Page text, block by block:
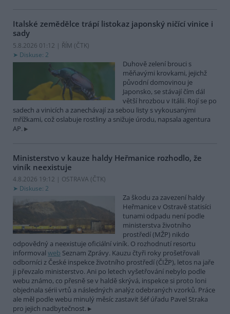
Italské zemědělce trápí listokaz japonský ničící vinice i
sady
5.8.2026 01:12 | ŘÍM (ČTK)
Diskuse: 2
Duhově zelení brouci s
měňavými krovkami, jejichž
původní domovinou je
Japonsko, se stávají čím dál
větší hrozbou v Itálii. Rojí se po
sadech a vinicích a zanechávají za sebou listy s vykousanými
mřížkami, což oslabuje rostliny a snižuje úrodu, napsala agentura
AP.
Ministerstvo v kauze haldy Heřmanice rozhodlo, že
viník neexistuje
4.8.2026 19:12 | OSTRAVA (ČTK)
Diskuse: 2
Za škodu za zavezení haldy
Heřmanice v Ostravě statisíci
tunami odpadu není podle
ministerstva životního
prostředí (MŽP) nikdo
odpovědný a neexistuje oficiální viník. O rozhodnutí resortu
informoval web Seznam Zprávy. Kauzu čtyři roky prošetřovali
odborníci z České inspekce životního prostředí (ČIŽP), letos na jaře
ji převzalo ministerstvo. Ani po letech vyšetřování nebylo podle
webu známo, co přesně se v haldě skrývá, inspekce si proto loni
objednala sérii vrtů a následných analýz odebraných vzorků. Práce
ale měl podle webu minulý měsíc zastavit šéf úřadu Pavel Straka
pro jejich nadbytečnost.